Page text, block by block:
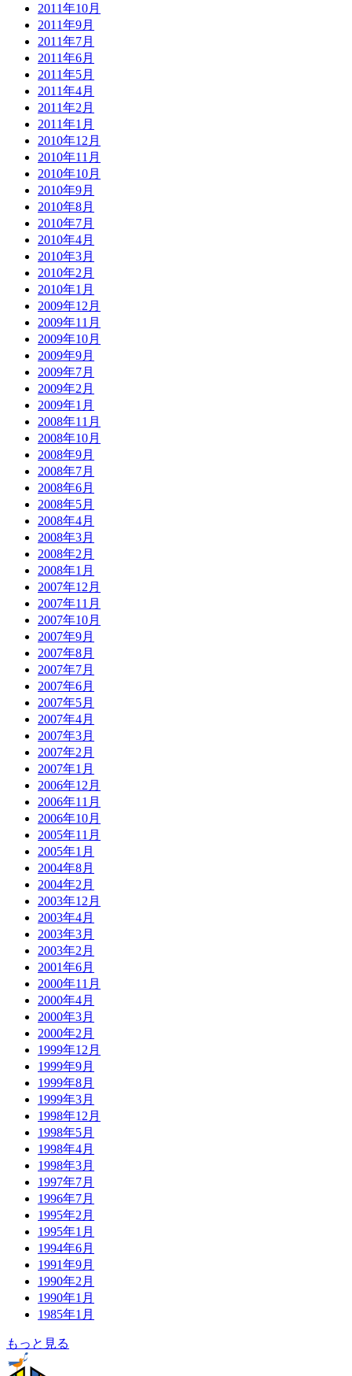
2011年10月
2011年9月
2011年7月
2011年6月
2011年5月
2011年4月
2011年2月
2011年1月
2010年12月
2010年11月
2010年10月
2010年9月
2010年8月
2010年7月
2010年4月
2010年3月
2010年2月
2010年1月
2009年12月
2009年11月
2009年10月
2009年9月
2009年7月
2009年2月
2009年1月
2008年11月
2008年10月
2008年9月
2008年7月
2008年6月
2008年5月
2008年4月
2008年3月
2008年2月
2008年1月
2007年12月
2007年11月
2007年10月
2007年9月
2007年8月
2007年7月
2007年6月
2007年5月
2007年4月
2007年3月
2007年2月
2007年1月
2006年12月
2006年11月
2006年10月
2005年11月
2005年1月
2004年8月
2004年2月
2003年12月
2003年4月
2003年3月
2003年2月
2001年6月
2000年11月
2000年4月
2000年3月
2000年2月
1999年12月
1999年9月
1999年8月
1999年3月
1998年12月
1998年5月
1998年4月
1998年3月
1997年7月
1996年7月
1995年2月
1995年1月
1994年6月
1991年9月
1990年2月
1990年1月
1985年1月
もっと見る